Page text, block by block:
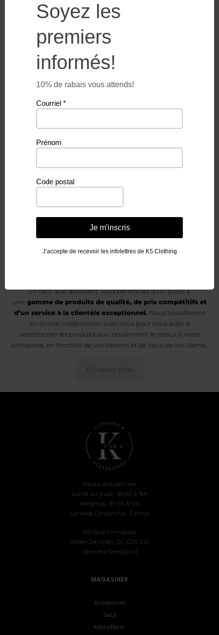
Vous aimeriez
devenir un
détaillant
de K5 Clothing &
Accessories?
En tant que détaillant, vous bénéficiez d’un accès à
une gamme de produits de qualité, de prix compétitifs et
d’un service à la clientèle exceptionnel. Nous travaillerons
en étroite collaboration avec vous pour vous aider à
sélectionner les produits qui conviennent le mieux à votre
entreprise, en fonction de vos besoins et de ceux de vos clients.
En savoir plus
Heure d'ouverture:
Lundi au jeudi : 8h30 à 16h
Vendredi : 8h30 à 12h
Samedi-Dimanche : Fermé
410 Rue Principale,
Vallée-Jonction, QC G0S 3J0
(derrière familiprix)
MAGASINER
Accesoires
Sacs
Microfibre
Soyez les
premiers
informés!
10% de rabais vous attends!
Courriel *
Prénom
Code postal
Je m'inscris
J’accepte de recevoir les infolettres de K5 Clothing